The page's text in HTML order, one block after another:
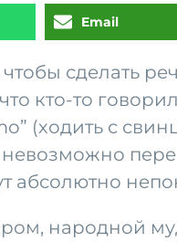
Email
сделать
кто-то
(ходить с
невозможно
абсолютно
народной